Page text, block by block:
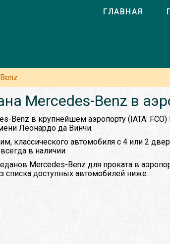
ГЛАВНАЯ
Mercedes-Benz в
Benz в крупнейшем аэропорту (IATA:
Леонардо да Винчи.
классического автомобиля с 4 или 2
в наличии.
Mercedes-Benz для проката в
списка доступных автомобилей ниже.